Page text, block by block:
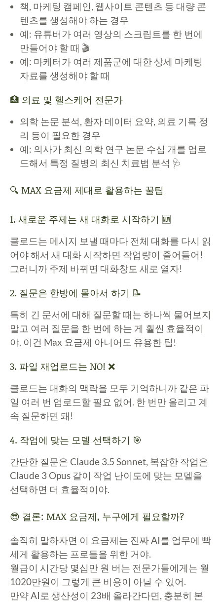
책, 마케팅 캠페인, 웹사이트 콘텐츠 등 대량 콘
텐츠를 생성해야 하는 경우
예: 유튜버가 여러 영상의 스크립트를 한 번에
만들어야 할 때 🎬
예: 마케터가 여러 제품군에 대한 상세 마케팅
자료를 생성해야 할 때
🏥 의료 및 헬스케어 전문가
의학 논문 분석, 환자 데이터 요약, 의료 기록 정
리 등이 필요한 경우
예: 의사가 최신 의학 연구 논문 수십 개를 업로
드해서 특정 질병의 최신 치료법 분석 🩺
🔍 MAX 요금제 제대로 활용하는 꿀팁
1. 새로운 주제는 새 대화로 시작하기 🆕
클로드는 메시지 보낼 때마다 전체 대화를 다시 읽
어야 해서 새 대화 시작하면 작업량이 줄어들어!
그러니까 주제 바뀌면 대화창도 새로 열자!
2. 질문은 한방에 몰아서 하기 📝
특히 긴 문서에 대해 질문할 때는 하나씩 물어보지
말고 여러 질문을 한 번에 하는 게 훨씬 효율적이
야. 이건 Max 요금제 아니어도 유용한 팁!
3. 파일 재업로드는 NO! ❌
클로드는 대화의 맥락을 모두 기억하니까 같은 파
일 여러 번 업로드할 필요 없어. 한 번만 올리고 계
속 질문하면 돼!
4. 작업에 맞는 모델 선택하기 🎯
간단한 질문은 Claude 3.5 Sonnet, 복잡한 작업은
Claude 3 Opus 같이 작업 난이도에 맞는 모델을
선택하면 더 효율적이야.
😎 결론: MAX 요금제, 누구에게 필요할까?
솔직히 말하자면 이 요금제는 진짜 AI를 업무에 빡
세게 활용하는 프로들을 위한 거야.
월급이 시간당 몇십만 원 버는 전문가들에게는 월
1020만원이 그렇게 큰 비용이 아닐 수 있어.
만약 AI로 생산성이 23배 올라간다면, 충분히 본